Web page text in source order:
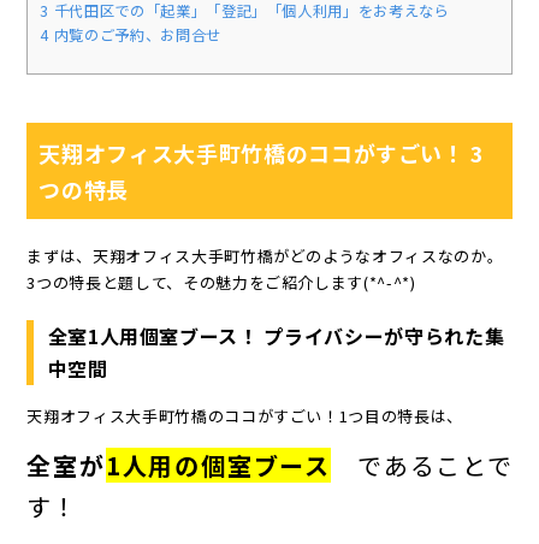
3 千代田区での「起業」「登記」「個人利用」をお考えなら
4 内覧のご予約、お問合せ
天翔オフィス大手町竹橋のココがすごい！ 3
つの特長
まずは、天翔オフィス大手町竹橋がどのようなオフィスなのか。
3つの特長と題して、その魅力をご紹介します(*^-^*)
全室1人用個室ブース！ プライバシーが守られた集
中空間
天翔オフィス大手町竹橋のココがすごい！1つ目の特長は、
全室が1人用の個室ブース
であることで
す！